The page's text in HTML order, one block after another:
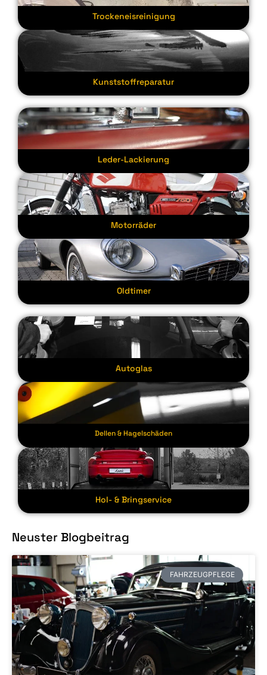
Trockeneisreinigung
Kunststoffreparatur
Leder-Lackierung
Motorräder
Oldtimer
Autoglas
Dellen & Hagelschäden
Hol- & Bringservice
Neuster Blogbeitrag
FAHRZEUGPFLEGE